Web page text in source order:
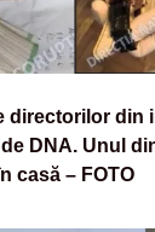
directorilor din
DNA. Unul
casă – FOTO